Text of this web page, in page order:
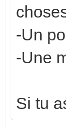
-Un
-Une
Si tu